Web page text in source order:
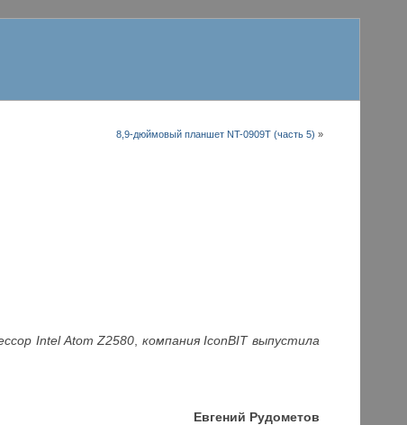
8,9-дюймовый планшет NT-0909T (часть 5) »
Intel Atom Z2580 компания IconBIT выпустила
Евгений Рудометов